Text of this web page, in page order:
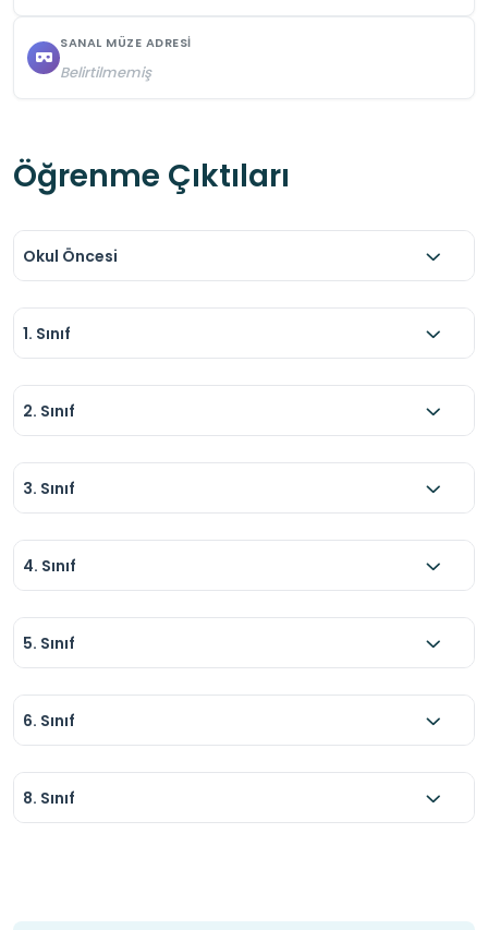
SANAL MÜZE ADRESI
Belirtilmemiş
Öğrenme Çıktıları
Okul Öncesi
1. Sınıf
2. Sınıf
3. Sınıf
4. Sınıf
5. Sınıf
6. Sınıf
8. Sınıf